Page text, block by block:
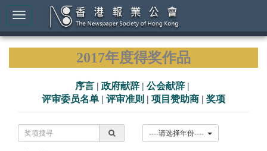
2017年度得奖作品
序言 | 政府献辞 | 公会献辞 |
评审委员名单 | 评审准则 | 项目赞助商 | 奖项